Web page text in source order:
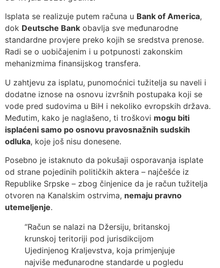
Isplata se realizuje putem računa u Bank of America,
dok Deutsche Bank obavlja sve međunarodne
standardne provjere preko kojih se sredstva prenose.
Radi se o uobičajenim i u potpunosti zakonskim
mehanizmima finansijskog transfera.
U zahtjevu za isplatu, punomoćnici tužitelja su naveli i
dodatne iznose na osnovu izvršnih postupaka koji se
vode pred sudovima u BiH i nekoliko evropskih država.
Međutim, kako je naglašeno, ti troškovi mogu biti
isplaćeni samo po osnovu pravosnažnih sudskih
odluka, koje još nisu donesene.
Posebno je istaknuto da pokušaji osporavanja isplate
od strane pojedinih političkih aktera – najčešće iz
Republike Srpske – zbog činjenice da je račun tužitelja
otvoren na Kanalskim ostrvima, nemaju pravno
utemeljenje.
“Račun se nalazi na Džersiju, britanskoj
krunskoj teritoriji pod jurisdikcijom
Ujedinjenog Kraljevstva, koja primjenjuje
najviše međunarodne standarde u pogledu